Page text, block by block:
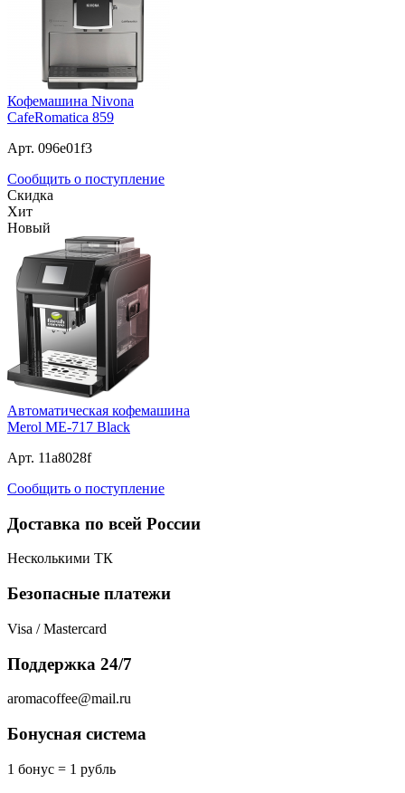
Кофемашина Nivona
CafeRomatica 859
Арт. 096e01f3
Сообщить о поступление
Скидка
Хит
Новый
Автоматическая кофемашина
Merol ME-717 Black
Арт. 11a8028f
Сообщить о поступление
Доставка по всей России
Несколькими ТК
Безопасные платежи
Visa / Mastercard
Поддержка 24/7
aromacoffee@mail.ru
Бонусная система
1 бонус = 1 рубль